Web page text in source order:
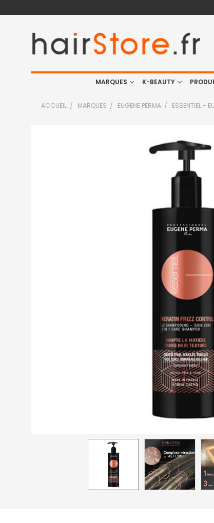
MARQUES K-BEAUTY
ACCUEIL MARQUES EUGENE PERMA ESSENTIEL -